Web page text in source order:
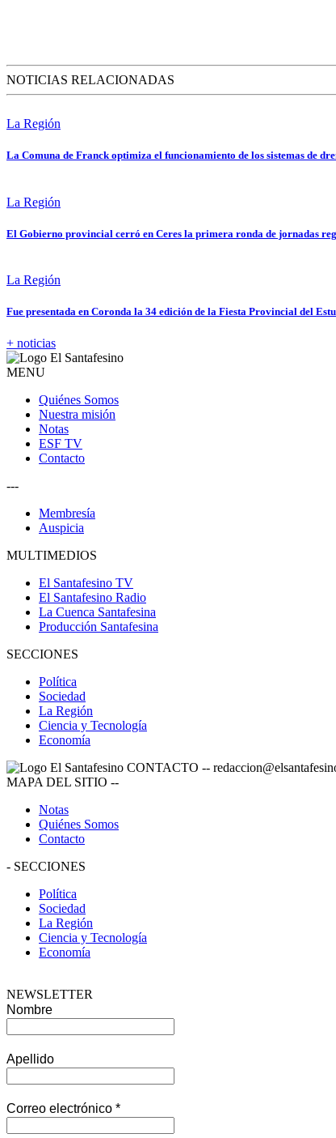
NOTICIAS RELACIONADAS
La Región
La Comuna de Franck optimiza el funcionamiento de los sistemas de
La Región
El Gobierno provincial cerró en Ceres la primera ronda de jornadas
La Región
Fue presentada en Coronda la 34 edición de la Fiesta Provincial del
+ noticias
MENU
Quiénes Somos
Nuestra misión
Notas
ESF TV
Contacto
---
Membresía
Auspicia
MULTIMEDIOS
El Santafesino TV
El Santafesino Radio
La Cuenca Santafesina
Producción Santafesina
SECCIONES
Política
Sociedad
La Región
Ciencia y Tecnología
Economía
CONTACTO --
MAPA DEL SITIO --
Notas
Quiénes Somos
Contacto
- SECCIONES
Política
Sociedad
La Región
Ciencia y Tecnología
Economía
NEWSLETTER
Nombre
Apellido
Correo electrónico *